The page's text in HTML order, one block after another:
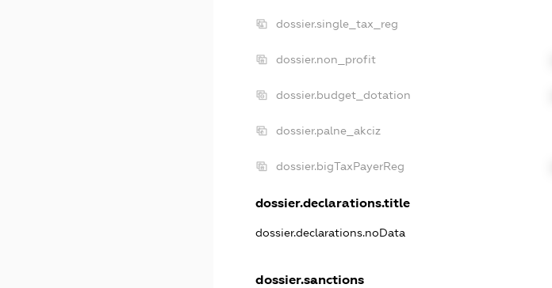
dossier.single_tax_reg
dossier.non_profit
dossier.budget_dotation
dossier.palne_akciz
dossier.bigTaxPayerReg
dossier.declarations.title
dossier.declarations.noData
dossier.sanctions